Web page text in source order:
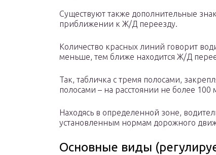
Существуют также дополнительные
приближении к Ж/Д переезду.
Количество красных линий говорит
меньше, тем ближе находится Ж/Д
Так, табличка с тремя полосами,
полосами – на расстоянии не более
Находясь в определенной зоне,
установленным нормам дорожного
Основные виды